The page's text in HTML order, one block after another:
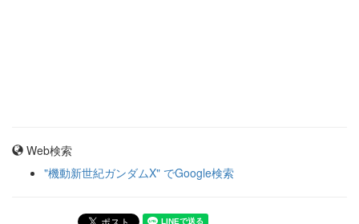
Web検索
"機動新世紀ガンダムX" でGoogle検索